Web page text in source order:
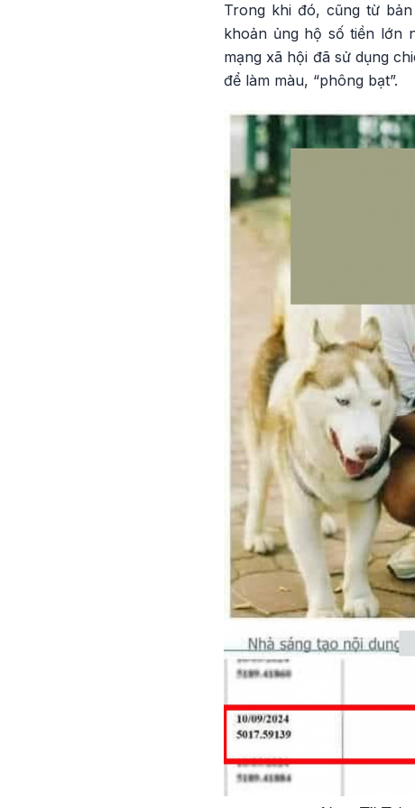
Trong khi đó, cũng từ
khoản ủng hộ số tiền lớn
mạng xã hội đã sử dụng
để làm màu, “phông bạt”.